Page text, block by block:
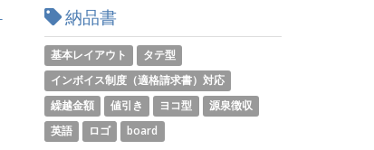
納品書
基本レイアウト
タテ型
インボイス制度（適格請求書）対応
繰越金額
値引き ヨコ型
源泉徴収
英語
ロゴ board